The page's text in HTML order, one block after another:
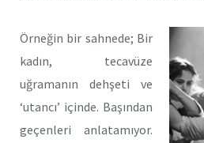
Örneğin bir sahnede; Bir
kadın, tecavüze
uğramanın dehşeti ve
‘utancı’ içinde. Başından
geçenleri anlatamıyor.